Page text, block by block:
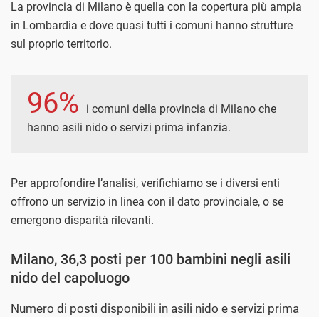
La provincia di Milano è quella con la copertura più ampia
in Lombardia e dove quasi tutti i comuni hanno strutture
sul proprio territorio.
96%
i comuni della provincia di Milano che
hanno asili nido o servizi prima infanzia.
Per approfondire l’analisi, verifichiamo se i diversi enti
offrono un servizio in linea con il dato provinciale, o se
emergono disparità rilevanti.
Milano, 36,3 posti per 100 bambini negli asili
nido del capoluogo
Numero di posti disponibili in asili nido e servizi prima